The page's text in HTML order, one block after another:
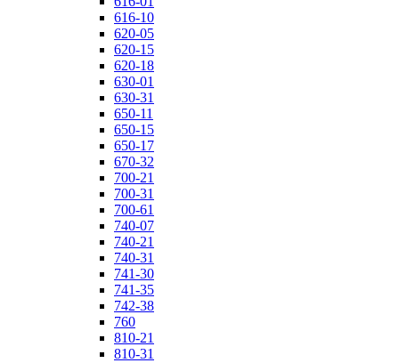
616-10
620-05
620-15
620-18
630-01
630-31
650-11
650-15
650-17
670-32
700-21
700-31
700-61
740-07
740-21
740-31
741-30
741-35
742-38
760
810-21
810-31